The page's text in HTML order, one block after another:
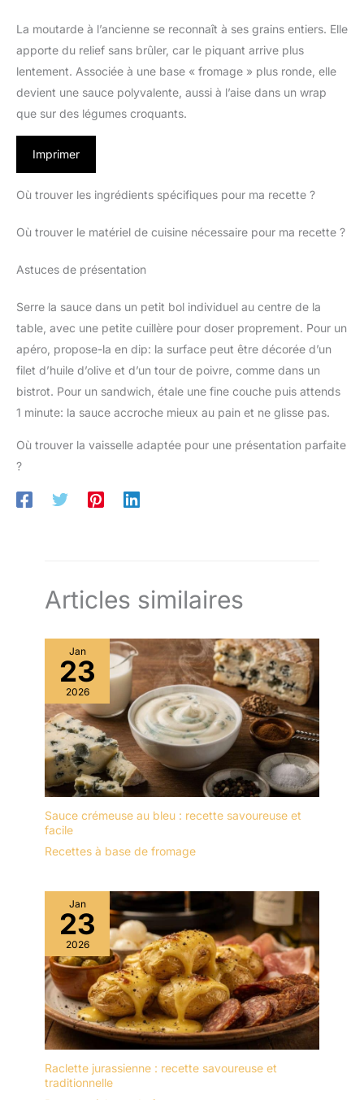
La moutarde à l’ancienne se reconnaît à ses grains entiers. Elle
apporte du relief sans brûler, car le piquant arrive plus
lentement. Associée à une base « fromage » plus ronde, elle
devient une sauce polyvalente, aussi à l’aise dans un wrap
que sur des légumes croquants.
Imprimer
Où trouver les ingrédients spécifiques pour ma recette ?
Où trouver le matériel de cuisine nécessaire pour ma recette ?
Astuces de présentation
Serre la sauce dans un petit bol individuel au centre de la
table, avec une petite cuillère pour doser proprement. Pour un
apéro, propose-la en dip: la surface peut être décorée d’un
filet d’huile d’olive et d’un tour de poivre, comme dans un
bistrot. Pour un sandwich, étale une fine couche puis attends
1 minute: la sauce accroche mieux au pain et ne glisse pas.
Où trouver la vaisselle adaptée pour une présentation parfaite
?
Articles similaires
Jan
23
2026
Sauce crémeuse au bleu : recette savoureuse et
facile
Recettes à base de fromage
Jan
23
2026
Raclette jurassienne : recette savoureuse et
traditionnelle